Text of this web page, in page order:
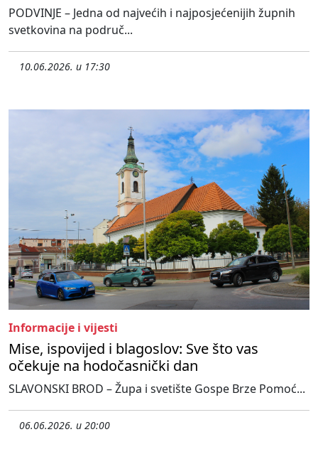
PODVINJE – Jedna od najvećih i najposjećenijih župnih
svetkovina na područ...
10.06.2026. u 17:30
Informacije i vijesti
Mise, ispovijed i blagoslov: Sve što vas
očekuje na hodočasnički dan
SLAVONSKI BROD – Župa i svetište Gospe Brze Pomoć...
06.06.2026. u 20:00